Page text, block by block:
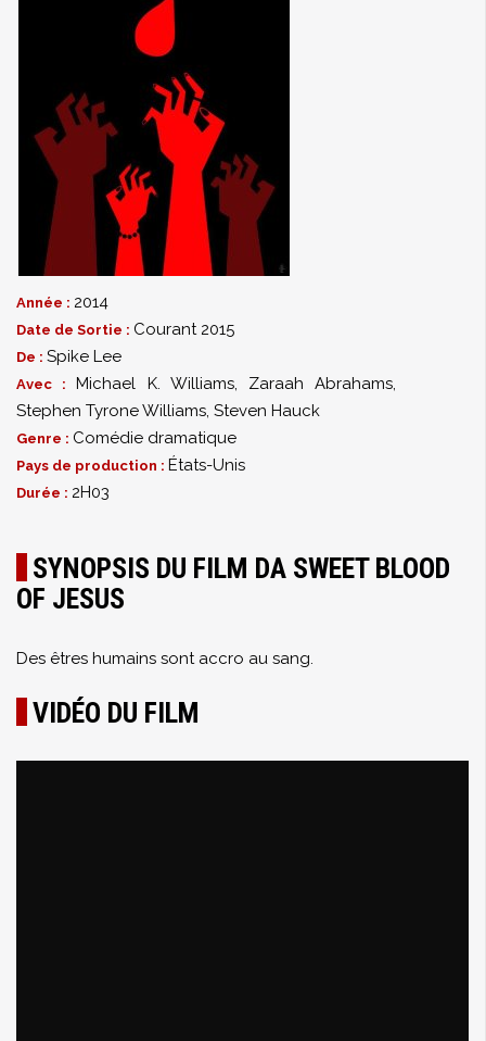
Année : 2014
Date de Sortie : Courant 2015
De : Spike Lee
Avec : Michael K. Williams, Zaraah Abrahams,
Stephen Tyrone Williams, Steven Hauck
Genre : Comédie dramatique
Pays de production : États-Unis
Durée : 2H03
SYNOPSIS DU FILM DA SWEET BLOOD
OF JESUS
Des êtres humains sont accro au sang.
VIDÉO DU FILM